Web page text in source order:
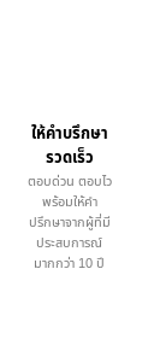
ให้คำบรึกษา
รวดเร็ว
ตอบด่วน ตอบไว
พร้อมให้คำ
ปรึกษาจากผู้ที่มี
ประสบการณ์
มากกว่า 10 ปี